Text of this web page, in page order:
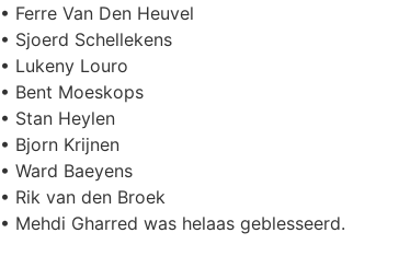
• Ferre Van Den Heuvel
• Sjoerd Schellekens
• Lukeny Louro
• Bent Moeskops
• Stan Heylen
• Bjorn Krijnen
• Ward Baeyens
• Rik van den Broek
• Mehdi Gharred was helaas geblesseerd.